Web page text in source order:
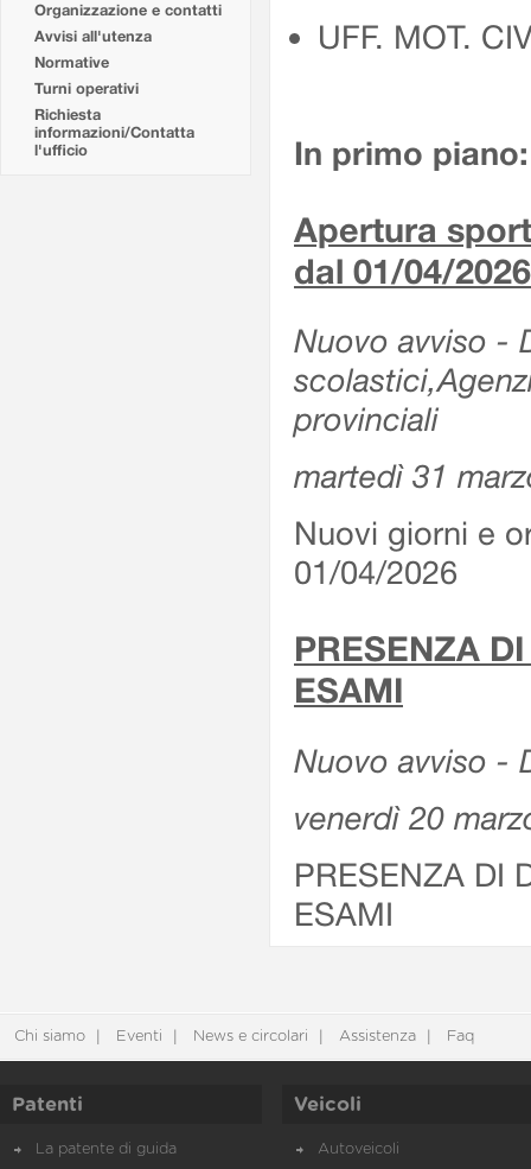
Organizzazione e contatti
Avvisi all'utenza
Normative
Turni operativi
Richiesta
informazioni/Contatta
l'ufficio
UFF. MOT.
In primo piano:
Apertura
dal 01/04/2026
Nuovo avviso -
provinciali
martedì 31
Nuovi giorni e
01/04/2026
PRESENZA
ESAMI
Nuovo avviso -
venerdì 20
PRESENZA DI
ESAMI
Chi siamo Eventi News e circolari Assistenza Faq
Patenti
La patente di guida
Veicoli
Autoveicoli